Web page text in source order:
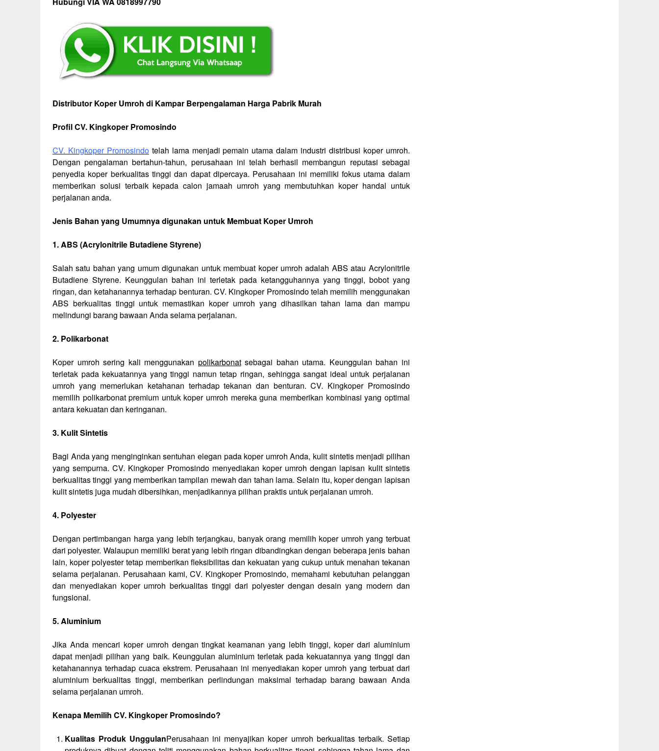
Distributor Koper Umroh di Kampar Berpengalaman Harga Pabrik Murah
Profil CV. Kingkoper Promosindo
CV. Kingkoper Promosindotelah lama menjadi pemain utama dalam industri distribusi koper umroh.
Dengan pengalaman bertahun-tahun, perusahaan ini telah berhasil membangun reputasi sebagai
penyedia koper berkualitas tinggi dan dapat dipercaya. Perusahaan ini memiliki fokus utama dalam
memberikan solusi terbaik kepada calon jamaah umroh yang membutuhkan koper handal untuk
perjalanan anda.
Jenis Bahan yang Umumnya digunakan untuk Membuat Koper Umroh
1. ABS (Acrylonitrile Butadiene Styrene)
Salah satu bahan yang umum digunakan untuk membuat koper umroh adalah ABS atau Acrylonitrile
Butadiene Styrene. Keunggulan bahan ini terletak pada ketangguhannya yang tinggi, bobot yang
ringan, dan ketahanannya terhadap benturan. CV. Kingkoper Promosindo telah memilih menggunakan
ABS berkualitas tinggi untuk memastikan koper umroh yang dihasilkan tahan lama dan mampu
melindungi barang bawaan Anda selama perjalanan.
2. Polikarbonat
Koper umroh sering kali menggunakan polikarbonatsebagai bahan utama. Keunggulan bahan ini
terletak pada kekuatannya yang tinggi namun tetap ringan, sehingga sangat ideal untuk perjalanan
umroh yang memerlukan ketahanan terhadap tekanan dan benturan. CV. Kingkoper Promosindo
memilih polikarbonat premium untuk koper umroh mereka guna memberikan kombinasi yang optimal
antara kekuatan dan keringanan.
3. Kulit Sintetis
Bagi Anda yang menginginkan sentuhan elegan pada koper umroh Anda, kulit sintetis menjadi pilihan
yang sempurna. CV. Kingkoper Promosindo menyediakan koper umroh dengan lapisan kulit sintetis
berkualitas tinggi yang memberikan tampilan mewah dan tahan lama. Selain itu, koper dengan lapisan
kulit sintetis juga mudah dibersihkan, menjadikannya pilihan praktis untuk perjalanan umroh.
4. Polyester
Dengan pertimbangan harga yang lebih terjangkau, banyak orang memilih koper umroh yang terbuat
dari polyester. Walaupun memiliki berat yang lebih ringan dibandingkan dengan beberapa jenis bahan
lain, koper polyester tetap memberikan fleksibilitas dan kekuatan yang cukup untuk menahan tekanan
selama perjalanan. Perusahaan kami, CV. Kingkoper Promosindo, memahami kebutuhan pelanggan
dan menyediakan koper umroh berkualitas tinggi dari polyester dengan desain yang modern dan
fungsional.
5. Aluminium
Jika Anda mencari koper umroh dengan tingkat keamanan yang lebih tinggi, koper dari aluminium
dapat menjadi pilihan yang baik. Keunggulan aluminium terletak pada kekuatannya yang tinggi dan
ketahanannya terhadap cuaca ekstrem. Perusahaan ini menyediakan koper umroh yang terbuat dari
aluminium berkualitas tinggi, memberikan perlindungan maksimal terhadap barang bawaan Anda
selama perjalanan umroh.
Kenapa Memilih CV. Kingkoper Promosindo?
Kualitas Produk UnggulanPerusahaan ini menyajikan koper umroh berkualitas terbaik. Setiap